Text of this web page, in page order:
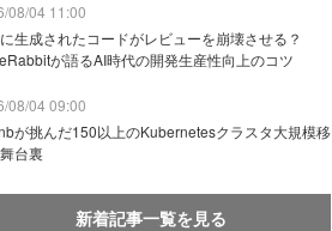
08/04 11:00
生成されたコードがレビューを崩壊させる？
が語るAI時代の開発生産性向上のコツ
08/04 09:00
が挑んだ150以上のKubernetesクラスタ大規模移
台裏
新着記事一覧を見る